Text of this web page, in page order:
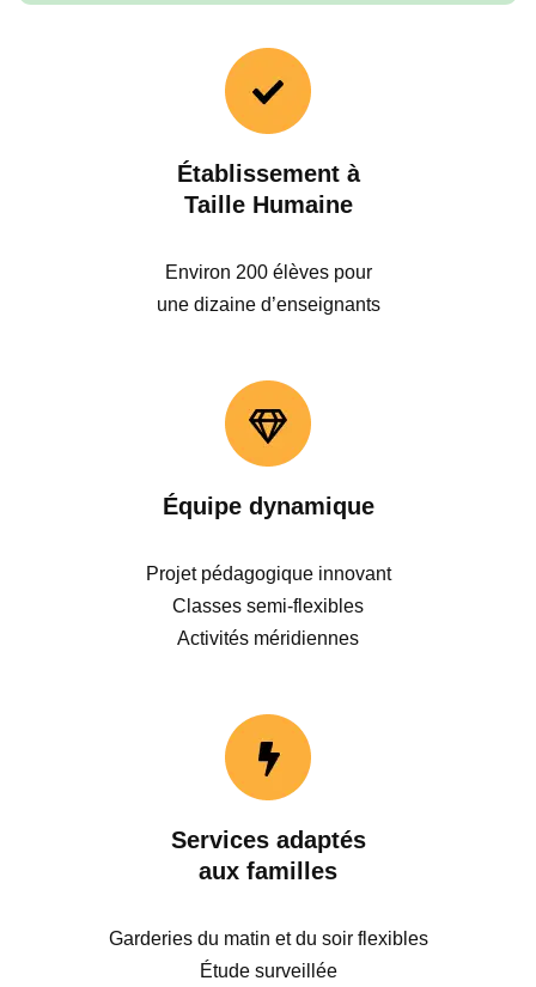
Établissement à
Taille Humaine
Environ 200 élèves pour
une dizaine d’enseignants
Équipe dynamique
Projet pédagogique innovant
Classes semi-flexibles
Activités méridiennes
Services adaptés
aux familles
Garderies du matin et du soir flexibles
Étude surveillée